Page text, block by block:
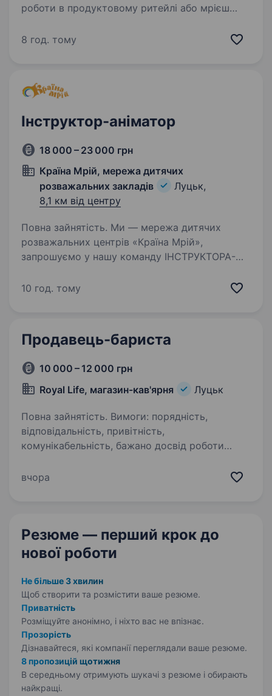
роботи в продуктовому ритейлі або мрієш
до команди досвідчених фахівців, які люблять
8 год. тому
Інструктор-аніматор
18 000 – 23 000 грн
Країна Мрій, мережа дитячих
розважальних закладів
Луцьк,
8,1 км від центру
Повна зайнятість. Ми — мережа дитячих
розважальних центрів «Країна Мрій»,
запрошуємо у нашу команду ІНСТРУКТОРА-
харизматичного аніматора, якому
10 год. тому
Продавець-бариста
10 000 – 12 000 грн
Royal Life, магазин-кав'ярня
Луцьк
Повна зайнятість. Вимоги: порядність,
відповідальність, привітність,
комунікабельність, бажано досвід роботи
бажання працювати та розвиватися,
вчора
Резюме — перший крок до
нової роботи
Не більше 3 хвилин
Щоб створити та розмістити ваше резюме.
Приватність
Розміщуйте анонімно, і ніхто вас не впізнає.
Прозорість
Дізнавайтеся, які компанії переглядали ваше резюме.
8 пропозицій щотижня
В середньому отримують шукачі з резюме і обирають
найкращі.